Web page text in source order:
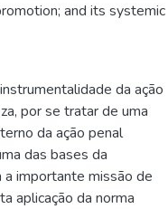
and its systemic
da ação
por se tratar de uma
da ação penal
das bases da
importante missão de
aplicação da norma